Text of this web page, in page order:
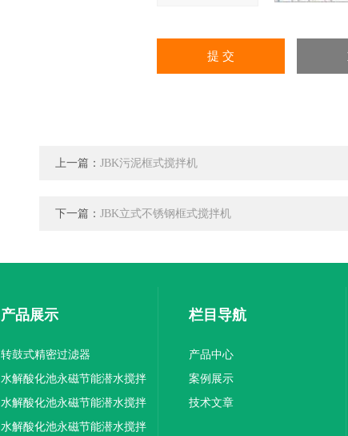
上一篇： JBK污泥框式搅拌机
下一篇： JBK立式不锈钢框式搅拌机
产品展示
转鼓式精密过滤器
水解酸化池永磁节能潜水搅拌
机厂家供应
水解酸化池永磁节能潜水搅拌
机厂家直销
水解酸化池永磁节能潜水搅拌
栏目导航
产品中心
案例展示
技术文章